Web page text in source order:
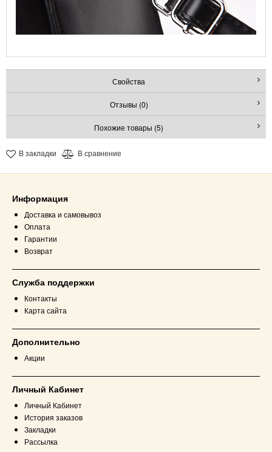
Свойства
Отзывы (0)
Похожие товары (5)
В закладки В сравнение
Информация
Доставка и самовывоз
Оплата
Гарантии
Возврат
Служба поддержки
Контакты
Карта сайта
Дополнительно
Акции
Личный Кабинет
Личный Кабинет
История заказов
Закладки
Рассылка